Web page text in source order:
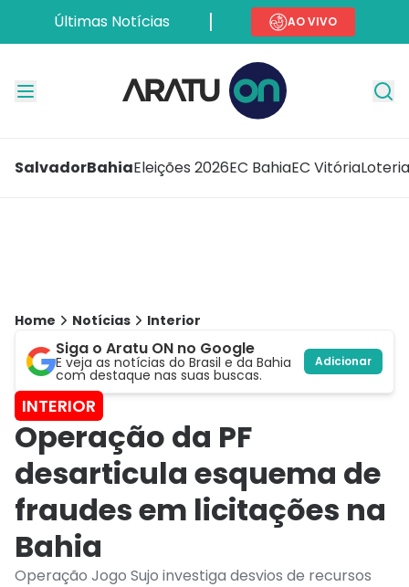
Últimas Notícias AO VIVO
SalvadorBahiaEleições 2026EC BahiaEC Vitória
Home Notícias Interior
Siga o Aratu ON no Google
E veja as notícias do Brasil e da Bahia
com destaque nas suas buscas.
Adicionar
INTERIOR
Operação da PF
desarticula esquema de
fraudes em licitações na
Bahia
Operação Jogo Sujo investiga desvios de recursos